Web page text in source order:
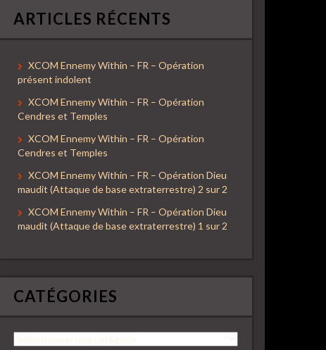
ARTICLES RÉCENTS
XCOM Ennemy Within – FR – Opération
présent indolent
XCOM Ennemy Within – FR – Opération
Cendres et Temples
XCOM Ennemy Within – FR – Opération
Cendres et Temples
XCOM Ennemy Within – FR – Opération Dieu
maudit (Attaque de base extraterrestre) 2 sur 2
XCOM Ennemy Within – FR – Opération Dieu
maudit (Attaque de base extraterrestre) 1 sur 2
CATÉGORIES
Catégories